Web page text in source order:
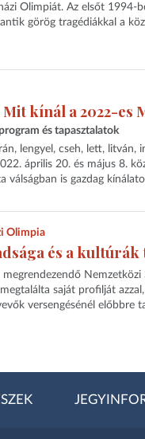
Olimpiát. Az elsőt 1994-
antik görög tragédiákkal a
kínál a 2022-es
és tapasztalatok
lengyel, cseh, lett,
április 20. és május 8.
válságban is gazdag
Olimpia
és a
saját profilját
versengésénél előbbre